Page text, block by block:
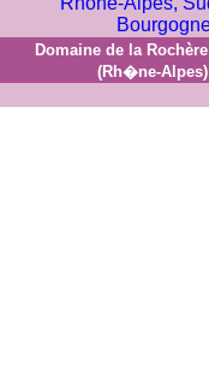
Domaine de la Rochère
(Rh�ne-Alpes)